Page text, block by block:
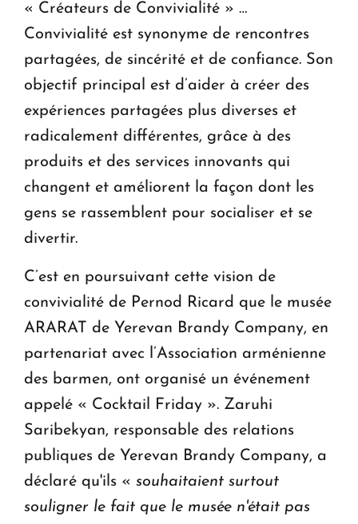
« Créateurs de Convivialité » …
Convivialité est synonyme de rencontres
partagées, de sincérité et de confiance. Son
objectif principal est d’aider à créer des
expériences partagées plus diverses et
radicalement différentes, grâce à des
produits et des services innovants qui
changent et améliorent la façon dont les
gens se rassemblent pour socialiser et se
divertir.
C’est en poursuivant cette vision de
convivialité de Pernod Ricard que le musée
ARARAT de Yerevan Brandy Company, en
partenariat avec l’Association arménienne
des barmen, ont organisé un événement
appelé « Cocktail Friday ». Zaruhi
Saribekyan, responsable des relations
publiques de Yerevan Brandy Company, a
déclaré qu'ils « souhaitaient surtout
souligner le fait que le musée n'était pas